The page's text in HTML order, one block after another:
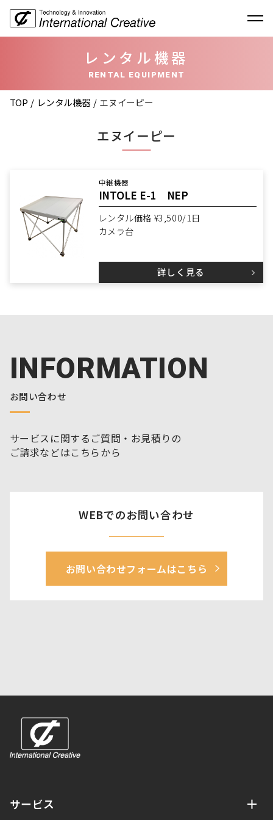
レンタル機器
RENTAL EQUIPMENT
TOP レンタル機器 エヌイーピー
エヌイーピー
中継機器
INTOLE E-1 NEP
レンタル価格 ¥3,500/1日
カメラ台
詳しく見る
INFORMATION
お問い合わせ
サービスに関するご質問・お見積りの
ご請求などはこちらから
WEBでのお問い合わせ
お問い合わせフォームはこちら
サービス